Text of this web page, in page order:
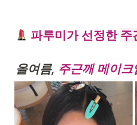
파루미가 선정한 주
올여름, 주근깨 메이크